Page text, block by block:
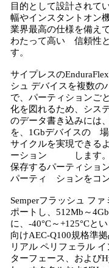
目的として設計されて
幅やインスタントオン
業界最高の仕様を備え
わたって高い 信頼性
す。
サイプレスの
シュ デバイスを複数の
で、パーティションご
化を図れるため、シス
のデータ書き込みには
を、1Gbデバイスの
サイクルを実現できる
ーション します。コ
保存するパーティショ
パーティ ションをコン
Semperフラッシュ フ
ポートし、512Mb～
に、-40°C～+125°Cと
向けAEC-Q100規格準
リアル ペリフェラル
ターフェース、および